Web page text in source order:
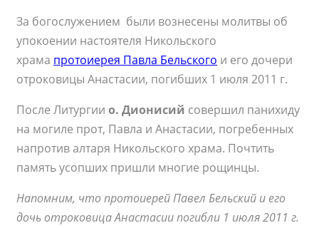
За богослужением были вознесены молитвы об
упокоении настоятеля Никольского
храма протоиерея Павла Бельского и его дочери
отроковицы Анастасии, погибших 1 июля 2011 г.
После Литургии о. Дионисий совершил панихиду
на могиле прот, Павла и Анастасии, погребенных
напротив алтаря Никольского храма. Почтить
память усопших пришли многие рощинцы.
Напомним, что протоиерей Павел Бельский и его
дочь отроковица Анастасии погибли 1 июля 2011 г.